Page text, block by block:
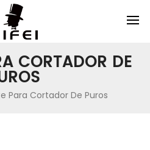
CORTADOR DE
Para Cortador De Puros